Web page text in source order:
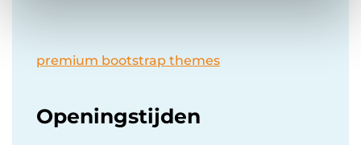
premium bootstrap themes
Openingstijden